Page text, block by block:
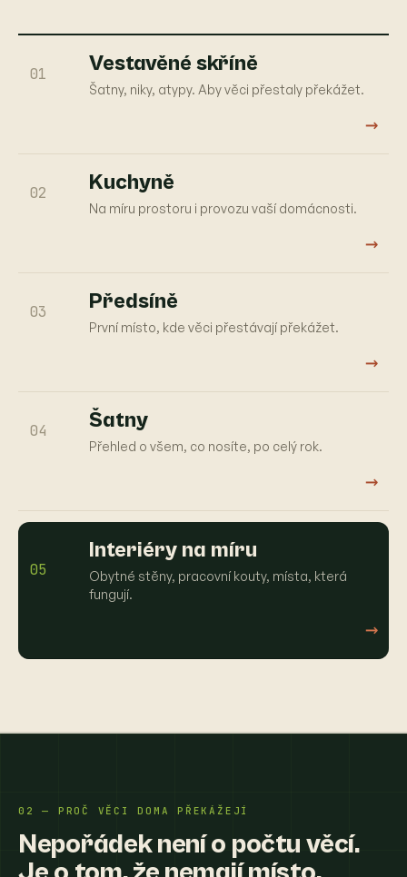
01 Vestavěné skříně
Šatny, niky, atypy. Aby věci přestaly překážet.
→
02 Kuchyně
Na míru prostoru i provozu vaší domácnosti.
→
03 Předsíně
První místo, kde věci přestávají překážet.
→
04 Šatny
Přehled o všem, co nosíte, po celý rok.
→
05
Interiéry na míru
Obytné stěny, pracovní kouty, místa, která
fungují.
→
02 — PROČ VĚCI DOMA PŘEKÁŽEJÍ
Nepořádek není o počtu věcí.